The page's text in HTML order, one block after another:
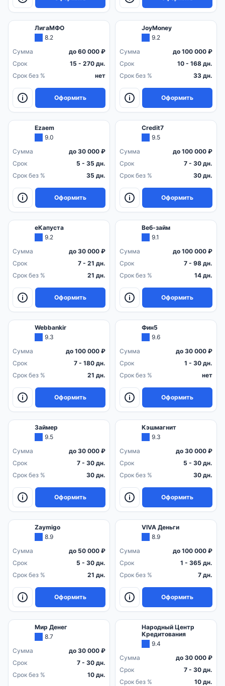
ЛигаМФО
8.2
Сумма
до 60 000 ₽
Срок
15 - 270 дн.
Срок без %
нет
Оформить
JoyMoney
9.2
Сумма
до 100 000 ₽
Срок
10 - 168 дн.
Срок без %
33 дн.
Оформить
Ezaem
9.0
Сумма
до 30 000 ₽
Срок
5 - 35 дн.
Срок без %
35 дн.
Оформить
Credit7
9.5
Сумма
до 100 000 ₽
Срок
7 - 30 дн.
Срок без %
30 дн.
Оформить
еКапуста
9.2
Сумма
до 30 000 ₽
Срок
7 - 21 дн.
Срок без %
21 дн.
Оформить
Веб-займ
9.1
Сумма
до 100 000 ₽
Срок
7 - 98 дн.
Срок без %
14 дн.
Оформить
Webbankir
9.3
Сумма
до 100 000 ₽
Срок
7 - 180 дн.
Срок без %
21 дн.
Оформить
Фин5
9.6
Сумма
до 30 000 ₽
Срок
1 - 30 дн.
Срок без %
нет
Оформить
Займер
9.5
Сумма
до 30 000 ₽
Срок
7 - 30 дн.
Срок без %
30 дн.
Оформить
Кэшмагнит
9.3
Сумма
до 30 000 ₽
Срок
5 - 30 дн.
Срок без %
30 дн.
Оформить
Zaymigo
8.9
Сумма
до 50 000 ₽
Срок
5 - 30 дн.
Срок без %
21 дн.
Оформить
VIVA Деньги
8.9
Сумма
до 100 000 ₽
Срок
1 - 365 дн.
Срок без %
7 дн.
Оформить
Мир Денег
8.7
Сумма
до 30 000 ₽
Срок
7 - 30 дн.
Срок без %
10 дн.
Народный Центр
Кредитования
9.4
Сумма
до 30 000 ₽
Срок
7 - 30 дн.
Срок без %
10 дн.